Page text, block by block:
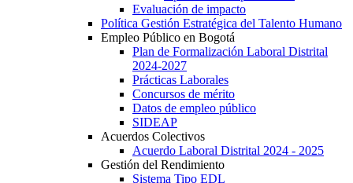
Evaluación de impacto
Política Gestión Estratégica del Talento Humano
Empleo Público en Bogotá
Plan de Formalización Laboral Distrital
2024-2027
Prácticas Laborales
Concursos de mérito
Datos de empleo público
SIDEAP
Acuerdos Colectivos
Acuerdo Laboral Distrital 2024 - 2025
Gestión del Rendimiento
Sistema Tipo EDL